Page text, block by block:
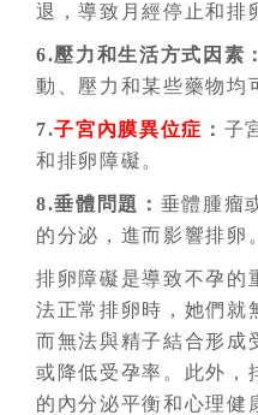
退，導致月經停止和排
6.壓力和生活方式因素
動、壓力和某些藥物均
7.子宮內膜異位症 ： 子
和排卵障礙。
8.垂體問題： 垂體腫瘤
的分泌，進而影響排卵。
排卵障礙是導致不孕的
法正常排卵時，她們就
而無法與精子結合形成
或降低受孕率。此外，
的內分泌平衡和心理健